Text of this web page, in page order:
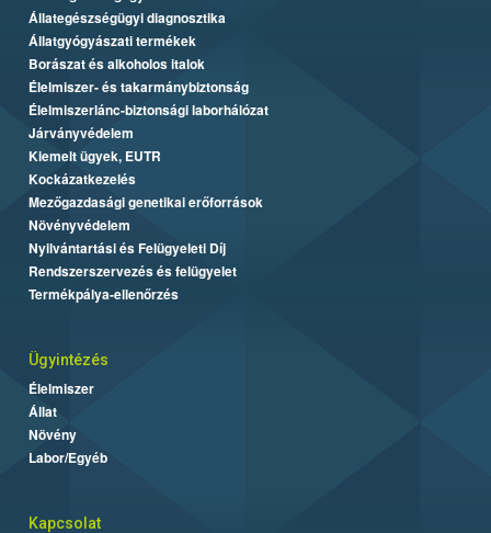
Állategészségügyi diagnosztika
Állatgyógyászati termékek
Borászat és alkoholos italok
Élelmiszer- és takarmánybiztonság
Élelmiszerlánc-biztonsági laborhálózat
Járványvédelem
Kiemelt ügyek, EUTR
Kockázatkezelés
Mezőgazdasági genetikai erőforrások
Növényvédelem
Nyilvántartási és Felügyeleti Díj
Rendszerszervezés és felügyelet
Termékpálya-ellenőrzés
Ügyintézés
Élelmiszer
Állat
Növény
Labor/Egyéb
Kapcsolat